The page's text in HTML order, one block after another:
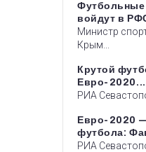
войдут в
Министр
Крым...
Крутой
Евро-2020...
РИА
Евро-2020
футбола:
РИА